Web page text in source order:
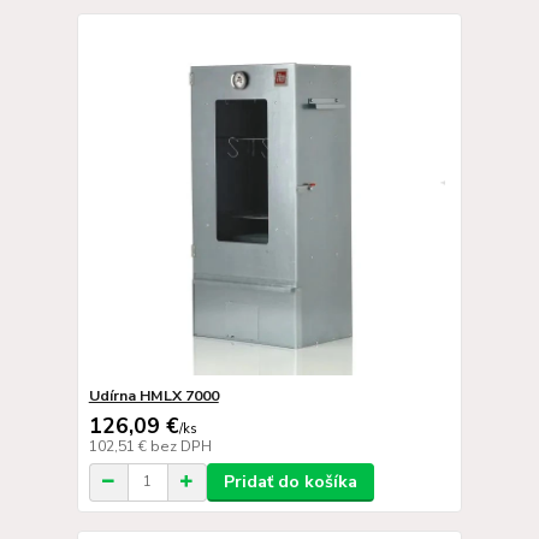
Udírna HMLX 7000
126,09 €/ks
102,51 € bez DPH
Pridať do košíka